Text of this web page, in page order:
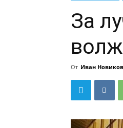
За
От Иван Новиков